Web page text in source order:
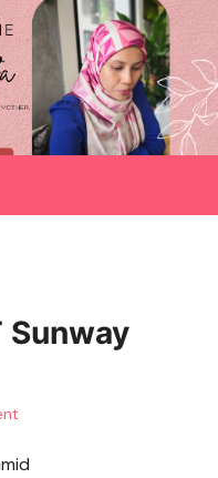
Sunway